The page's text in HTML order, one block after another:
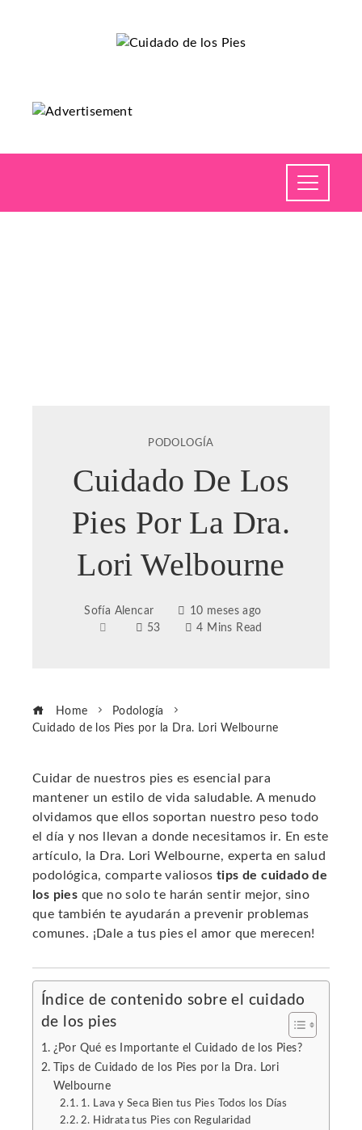
PODOLOGÍA
Cuidado De Los
Pies Por La Dra.
Lori Welbourne
Sofía Alencar
10 meses ago
53
4 Mins Read
Home
Podología
Cuidado de los Pies por la Dra. Lori Welbourne
Cuidar de nuestros pies es esencial para
mantener un estilo de vida saludable. A menudo
olvidamos que ellos soportan nuestro peso todo
el día y nos llevan a donde necesitamos ir. En este
artículo, la Dra. Lori Welbourne, experta en salud
podológica, comparte valiosos tips de cuidado de
los pies que no solo te harán sentir mejor, sino
que también te ayudarán a prevenir problemas
comunes. ¡Dale a tus pies el amor que merecen!
Índice de contenido sobre el cuidado
de los pies
¿Por Qué es Importante el Cuidado de los Pies?
Tips de Cuidado de los Pies por la Dra. Lori
Welbourne
1. Lava y Seca Bien tus Pies Todos los Días
2. Hidrata tus Pies con Regularidad